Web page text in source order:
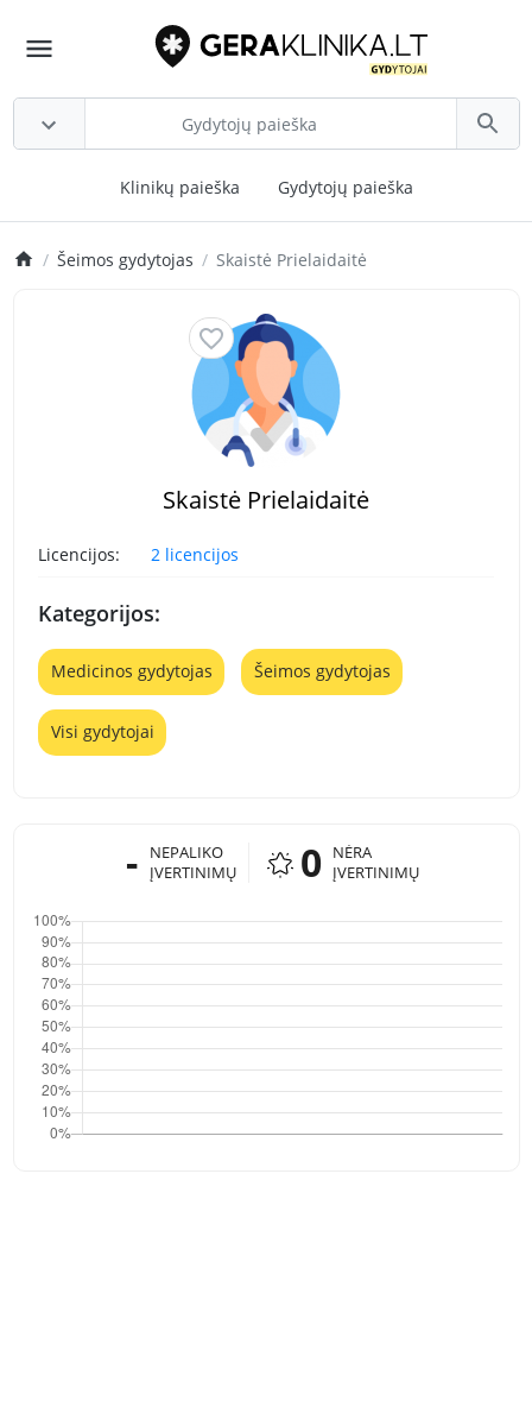
Klinikų paieška Gydytojų paieška
Šeimos gydytojas Skaistė Prielaidaitė
Skaistė Prielaidaitė
Licencijos: 2 licencijos
Kategorijos:
Medicinos gydytojas Šeimos gydytojas
Visi gydytojai
-
NEPALIKO
ĮVERTINIMŲ
0
NĖRA
ĮVERTINIMŲ